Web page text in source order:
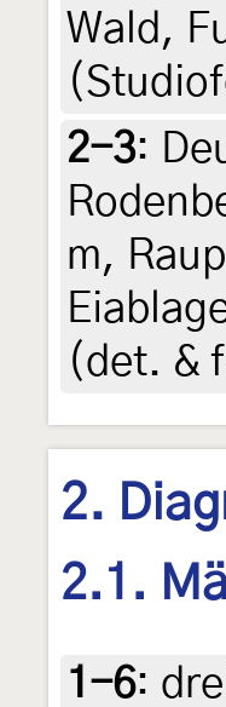
Wald,
2-3:
m,
(det. &
2.
2.1.
1-6: